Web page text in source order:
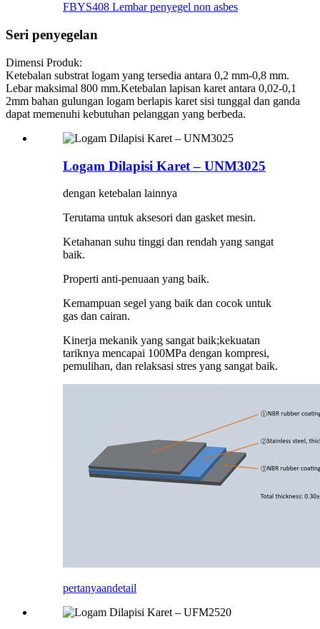
FBYS408 Lembar penyegel non asbes
Seri penyegelan
Dimensi Produk:
Ketebalan substrat logam yang tersedia antara 0,2 mm-0,8 mm.
Lebar maksimal 800 mm.Ketebalan lapisan karet antara 0,02-0,1
2mm bahan gulungan logam berlapis karet sisi tunggal dan ganda
dapat memenuhi kebutuhan pelanggan yang berbeda.
Logam Dilapisi Karet – UNM3025
dengan ketebalan lainnya
Terutama untuk aksesori dan gasket mesin.
Ketahanan suhu tinggi dan rendah yang sangat
baik.
Properti anti-penuaan yang baik.
Kemampuan segel yang baik dan cocok untuk
gas dan cairan.
Kinerja mekanik yang sangat baik;kekuatan
tariknya mencapai 100MPa dengan kompresi,
pemulihan, dan relaksasi stres yang sangat baik.
pertanyaandetail